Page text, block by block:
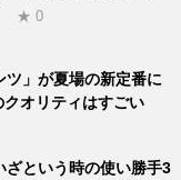
★ 0
ツ」が夏場の新定番に
オリティはすごい
ざという時の使い勝手3